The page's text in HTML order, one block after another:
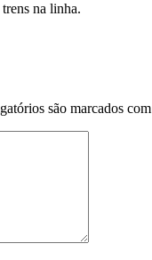
na linha.
são marcados com